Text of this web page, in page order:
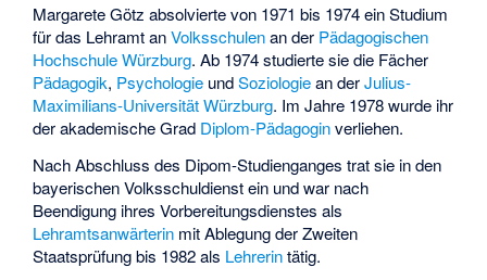
Margarete Götz absolvierte von 1971 bis 1974 ein Studium
für das Lehramt anVolksschulenan der Pädagogischen
Hochschule Würzburg. Ab 1974 studierte sie die Fächer
Pädagogik, Psychologie undSoziologiean derJulius-
Maximilians-Universität Würzburg. Im Jahre 1978 wurde ihr
der akademische Grad Diplom-Pädagoginverliehen.
Nach Abschluss des Dipom-Studienganges trat sie in den
bayerischen Volksschuldienst ein und war nach
Beendigung ihres Vorbereitungsdienstes als
Lehramtsanwärterin mit Ablegung der Zweiten
Staatsprüfung bis 1982 als Lehrerintätig.